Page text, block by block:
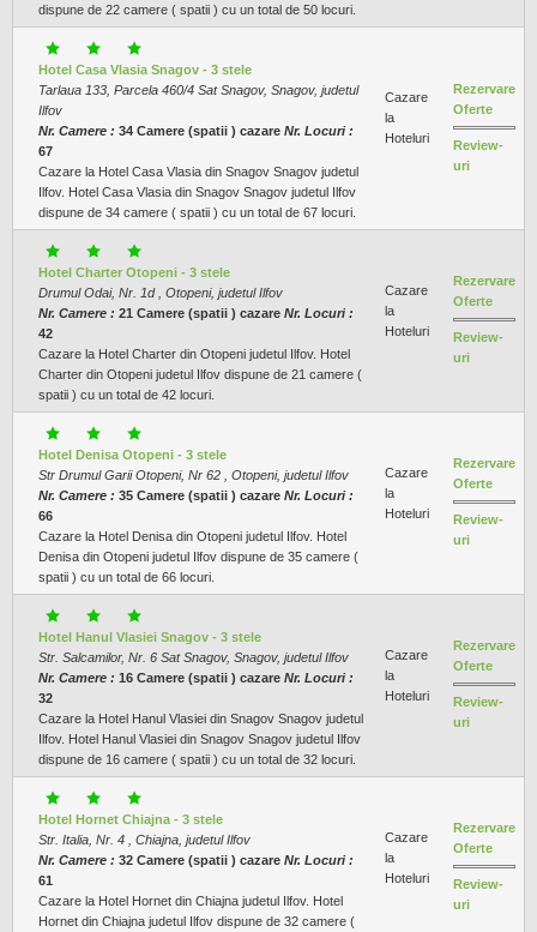
dispune de 22 camere ( spatii ) cu un total de 50 locuri.
Hotel Casa Vlasia Snagov - 3 stele
Tarlaua 133, Parcela 460/4 Sat Snagov, Snagov, judetul
Ilfov
Nr. Camere : 34 Camere (spatii ) cazare Nr. Locuri :
67
Cazare la Hotel Casa Vlasia din Snagov Snagov judetul
Ilfov. Hotel Casa Vlasia din Snagov Snagov judetul Ilfov
dispune de 34 camere ( spatii ) cu un total de 67 locuri.
Cazare
la
Hoteluri
Rezervare
Oferte
Review-
uri
Hotel Charter Otopeni - 3 stele
Drumul Odai, Nr. 1d , Otopeni, judetul Ilfov
Nr. Camere : 21 Camere (spatii ) cazare Nr. Locuri :
42
Cazare la Hotel Charter din Otopeni judetul Ilfov. Hotel
Charter din Otopeni judetul Ilfov dispune de 21 camere (
spatii ) cu un total de 42 locuri.
Cazare
la
Hoteluri
Rezervare
Oferte
Review-
uri
Hotel Denisa Otopeni - 3 stele
Str Drumul Garii Otopeni, Nr 62 , Otopeni, judetul Ilfov
Nr. Camere : 35 Camere (spatii ) cazare Nr. Locuri :
66
Cazare la Hotel Denisa din Otopeni judetul Ilfov. Hotel
Denisa din Otopeni judetul Ilfov dispune de 35 camere (
spatii ) cu un total de 66 locuri.
Cazare
la
Hoteluri
Rezervare
Oferte
Review-
uri
Hotel Hanul Vlasiei Snagov - 3 stele
Str. Salcamilor, Nr. 6 Sat Snagov, Snagov, judetul Ilfov
Nr. Camere : 16 Camere (spatii ) cazare Nr. Locuri :
32
Cazare la Hotel Hanul Vlasiei din Snagov Snagov judetul
Ilfov. Hotel Hanul Vlasiei din Snagov Snagov judetul Ilfov
dispune de 16 camere ( spatii ) cu un total de 32 locuri.
Cazare
la
Hoteluri
Rezervare
Oferte
Review-
uri
Hotel Hornet Chiajna - 3 stele
Str. Italia, Nr. 4 , Chiajna, judetul Ilfov
Nr. Camere : 32 Camere (spatii ) cazare Nr. Locuri :
61
Cazare la Hotel Hornet din Chiajna judetul Ilfov. Hotel
Hornet din Chiajna judetul Ilfov dispune de 32 camere (
Cazare
la
Hoteluri
Rezervare
Oferte
Review-
uri